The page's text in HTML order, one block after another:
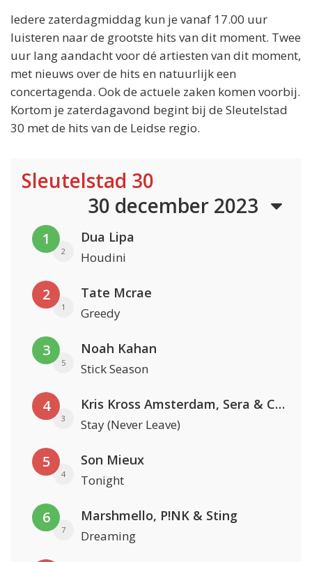
Iedere zaterdagmiddag kun je vanaf 17.00 uur
luisteren naar de grootste hits van dit moment. Twee
uur lang aandacht voor dé artiesten van dit moment,
met nieuws over de hits en natuurlijk een
concertagenda. Ook de actuele zaken komen voorbij.
Kortom je zaterdagavond begint bij de Sleutelstad
30 met de hits van de Leidse regio.
Sleutelstad 30
30 december 2023
1
2
Dua Lipa
Houdini
2
1
Tate Mcrae
Greedy
3
5
Noah Kahan
Stick Season
4
3
Kris Kross Amsterdam, Sera & Conor Maynard
Stay (Never Leave)
5
4
Son Mieux
Tonight
6
7
Marshmello, P!NK & Sting
Dreaming